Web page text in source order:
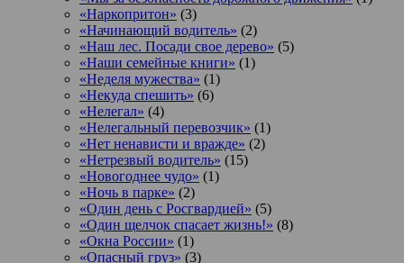
«Наркопритон» (3)
«Начинающий водитель» (2)
«Наш лес. Посади свое дерево» (5)
«Наши семейные книги» (1)
«Неделя мужества» (1)
«Некуда спешить» (6)
«Нелегал» (4)
«Нелегальный перевозчик» (1)
«Нет ненависти и вражде» (2)
«Нетрезвый водитель» (15)
«Новогоднее чудо» (1)
«Ночь в парке» (2)
«Один день с Росгвардией» (5)
«Один щелчок спасает жизнь!» (8)
«Окна России» (1)
«Опасный груз» (3)